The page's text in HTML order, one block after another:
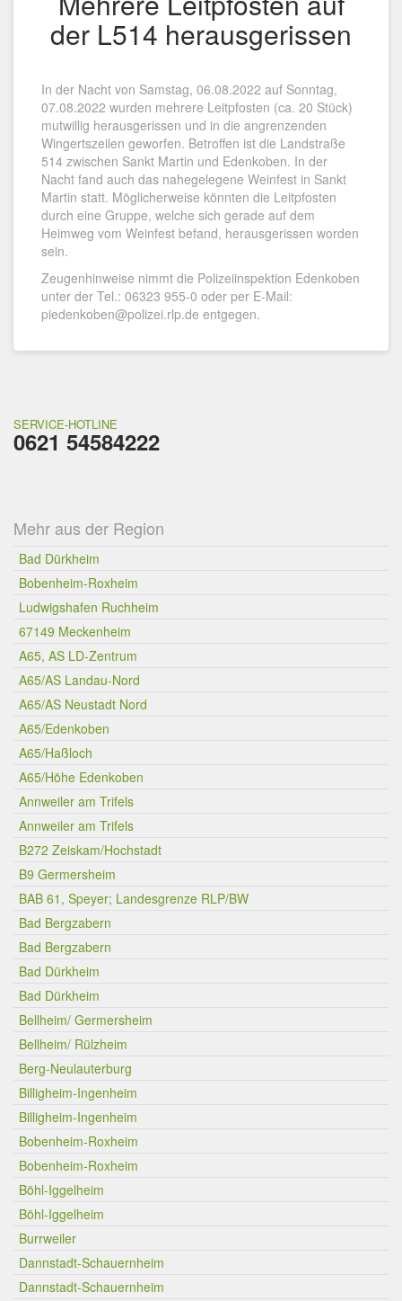
der L514 herausgerissen
In der Nacht von Samstag, 06.08.2022 auf Sonntag,
07.08.2022 wurden mehrere Leitpfosten (ca. 20 Stück)
mutwillig herausgerissen und in die angrenzenden
Wingertszeilen geworfen. Betroffen ist die Landstraße
514 zwischen Sankt Martin und Edenkoben. In der
Nacht fand auch das nahegelegene Weinfest in Sankt
Martin statt. Möglicherweise könnten die Leitpfosten
durch eine Gruppe, welche sich gerade auf dem
Heimweg vom Weinfest befand, herausgerissen worden
sein.
Zeugenhinweise nimmt die Polizeiinspektion Edenkoben
unter der Tel.: 06323 955-0 oder per E-Mail:
piedenkoben@polizei.rlp.de entgegen.
SERVICE-HOTLINE
0621 54584222
Mehr aus der Region
Bad Dürkheim
Bobenheim-Roxheim
Ludwigshafen Ruchheim
67149 Meckenheim
A65, AS LD-Zentrum
A65/AS Landau-Nord
A65/AS Neustadt Nord
A65/Edenkoben
A65/Haßloch
A65/Höhe Edenkoben
Annweiler am Trifels
Annweiler am Trifels
B272 Zeiskam/Hochstadt
B9 Germersheim
BAB 61, Speyer; Landesgrenze RLP/BW
Bad Bergzabern
Bad Bergzabern
Bad Dürkheim
Bad Dürkheim
Bellheim/ Germersheim
Bellheim/ Rülzheim
Berg-Neulauterburg
Billigheim-Ingenheim
Billigheim-Ingenheim
Bobenheim-Roxheim
Bobenheim-Roxheim
Böhl-Iggelheim
Böhl-Iggelheim
Burrweiler
Dannstadt-Schauernheim
Dannstadt-Schauernheim